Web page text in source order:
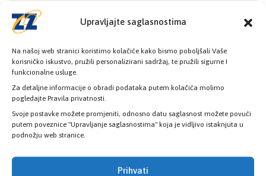
Upravljajte saglasnostima
Na našoj web stranici koristimo kolačiće kako bismo poboljšali Vaše
korisničko iskustvo, pružili personalizirani sadržaj, te pružili sigurne I
funkcionalne usluge.
Za detaljne informacije o obradi podataka putem kolačića molimo
pogledajte Pravila privatnosti.
Svoje postavke možete promjeniti, odnosno datu saglasnost možete povući
putem poveznice "Upravljanje saglasnostima" koja je vidljivo istaknjuta u
podnožju web stranice.
Prihvati